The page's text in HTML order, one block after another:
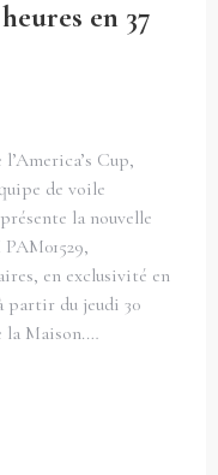
en 37
Cup,
de voile
la nouvelle
en exclusivité en
partir du jeudi 30
la Maison.…